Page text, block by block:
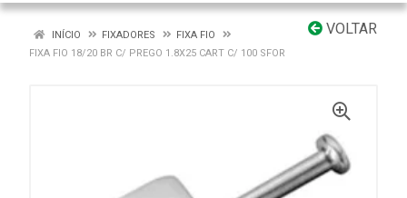
VOLTAR
INÍCIO FIXADORES
FIXA FIO
FIXA FIO 18/20 BR C/ PREGO 1.8X25 CART C/ 100 SFOR